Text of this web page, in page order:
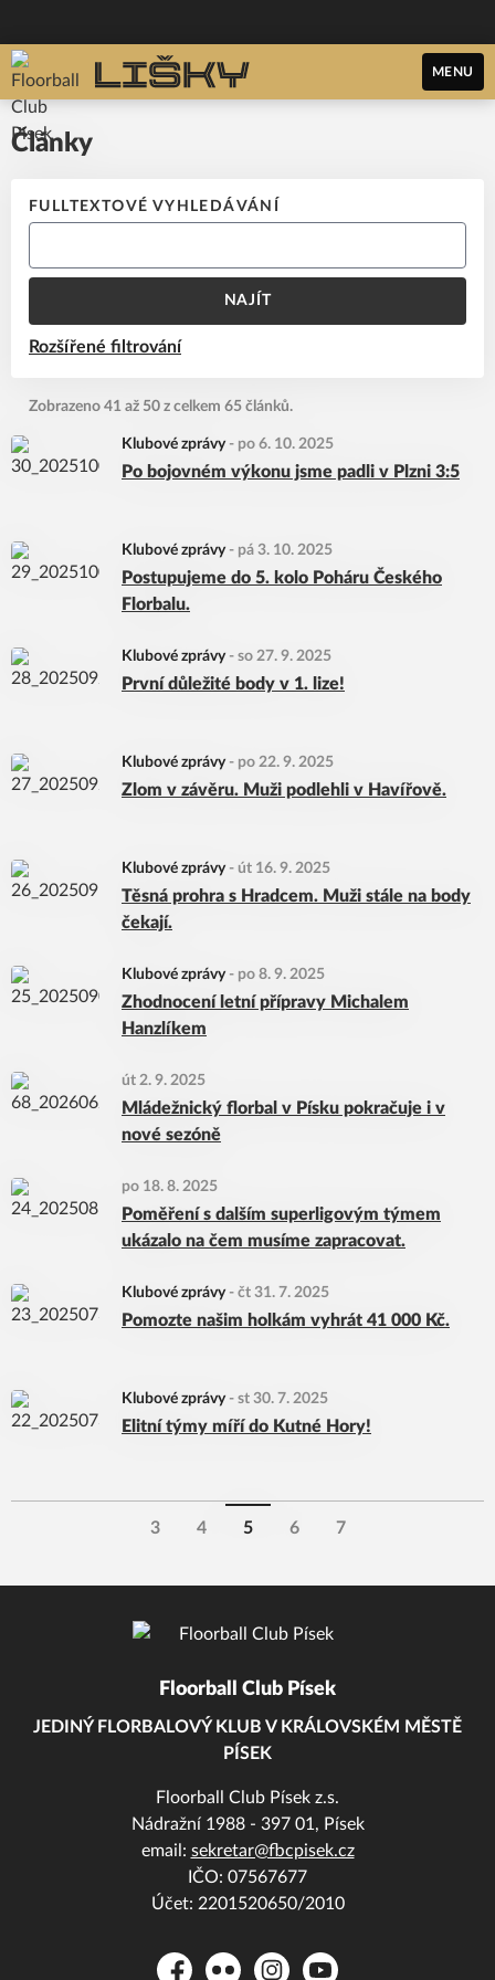
MENU
Články
FULLTEXTOVÉ VYHLEDÁVÁNÍ
NAJÍT
Rozšířené filtrování
Zobrazeno 41 až 50 z celkem 65 článků.
Klubové zprávy - po 6. 10. 2025
Po bojovném výkonu jsme padli v Plzni 3:5
Klubové zprávy - pá 3. 10. 2025
Postupujeme do 5. kolo Poháru Českého
Florbalu.
Klubové zprávy - so 27. 9. 2025
První důležité body v 1. lize!
Klubové zprávy - po 22. 9. 2025
Zlom v závěru. Muži podlehli v Havířově.
Klubové zprávy - út 16. 9. 2025
Těsná prohra s Hradcem. Muži stále na body
čekají.
Klubové zprávy - po 8. 9. 2025
Zhodnocení letní přípravy Michalem
Hanzlíkem
út 2. 9. 2025
Mládežnický florbal v Písku pokračuje i v
nové sezóně
po 18. 8. 2025
Poměření s dalším superligovým týmem
ukázalo na čem musíme zapracovat.
Klubové zprávy - čt 31. 7. 2025
Pomozte našim holkám vyhrát 41 000 Kč.
Klubové zprávy - st 30. 7. 2025
Elitní týmy míří do Kutné Hory!
3 4 5 6 7
Floorball Club Písek
JEDINÝ FLORBALOVÝ KLUB V KRÁLOVSKÉM MĚSTĚ
PÍSEK
Floorball Club Písek z.s.
Nádražní 1988 - 397 01, Písek
email: sekretar@fbcpisek.cz
IČO: 07567677
Účet: 2201520650/2010